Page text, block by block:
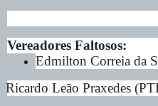
Vereadores Faltosos:
Edmilton Correia da
Ricardo Leão Praxedes